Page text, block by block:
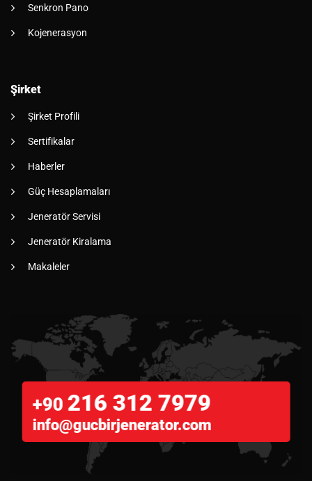
Senkron Pano
Kojenerasyon
Şirket
Şirket Profili
Sertifikalar
Haberler
Güç Hesaplamaları
Jeneratör Servisi
Jeneratör Kiralama
Makaleler
+90 216 312 7979
info@gucbirjenerator.com